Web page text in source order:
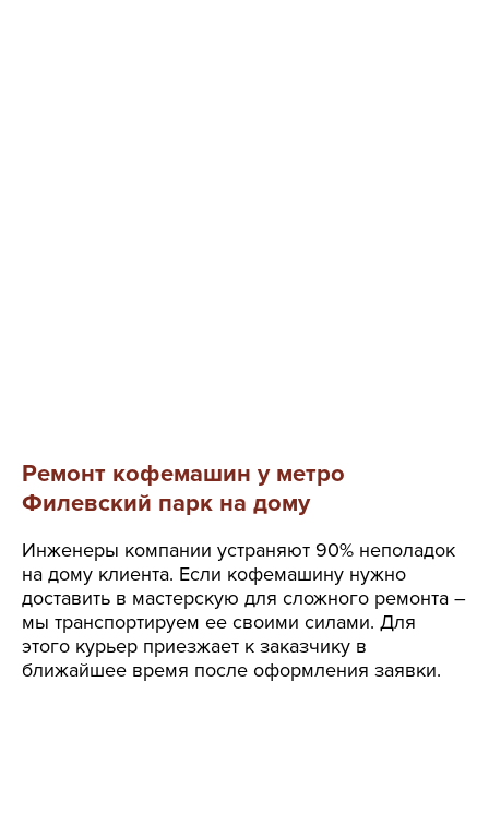
Ремонт кофемашин у метро
Филевский парк на дому
Инженеры компании устраняют 90% неполадок
на дому клиента. Если кофемашину нужно
доставить в мастерскую для сложного ремонта –
мы транспортируем ее своими силами. Для
этого курьер приезжает к заказчику в
ближайшее время после оформления заявки.